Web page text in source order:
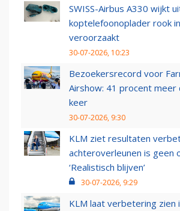
SWISS-Airbus A330 wijkt
koptelefoonoplader rook
veroorzaakt
30-07-2026, 10:23
Bezoekersrecord voor
Airshow: 41 procent meer
keer
30-07-2026, 9:30
KLM ziet resultaten
achteroverleunen is geen
‘Realistisch blijven’
30-07-2026, 9:29
KLM laat verbetering zien